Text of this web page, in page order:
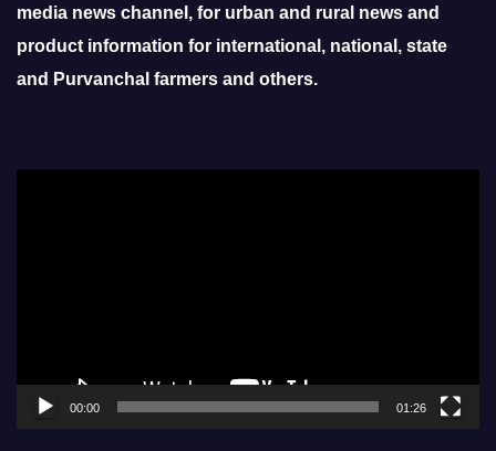
media news channel, for urban and rural news and
product information for international, national, state
and Purvanchal farmers and others.
00:00 01:26